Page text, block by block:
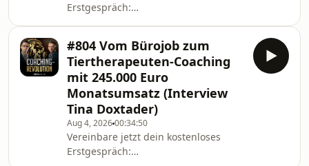
Erstgespräch:
Revolution erklärt Andreas Baulig,
warum viele Unternehmen an der
falschen Stelle skalieren und weshalb
mehr Opener nicht automatisch zu
mehr Umsatz führen. Du erfährst,
warum Print-Mailings und bezahlte
Werbung häufig einen deutlich
höheren ROI erzielen als zusätzliche
#804 Vom Bürojob zum
Tiertherapeuten-Coaching
mit 245.000 Euro
Monatsumsatz (Interview
Tina Doxtader)
Aug 4, 202600:34:50
Vereinbare jetzt dein kostenloses
Erstgespräch: